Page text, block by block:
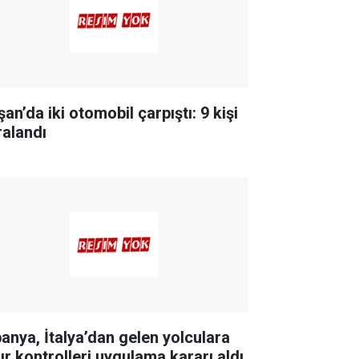
iki otomobil çarpıştı: 9 kişi
İtalya’dan gelen yolculara